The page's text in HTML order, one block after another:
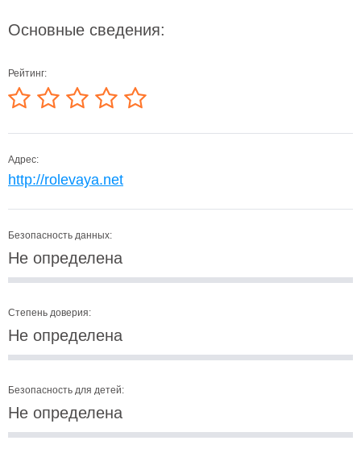
Основные сведения:
Рейтинг:
Адрес:
http://rolevaya.net
Безопасность данных:
Не определена
Степень доверия:
Не определена
Безопасность для детей:
Не определена